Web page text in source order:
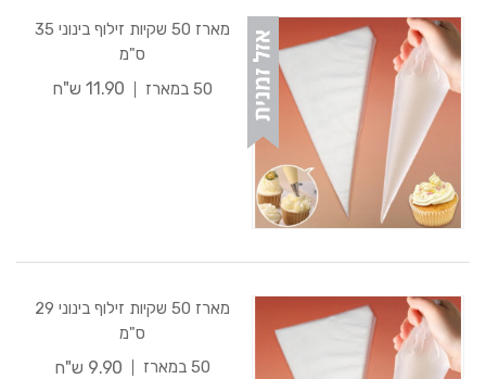
מארז 50 שקיות זילוף בינוני 35
ס"מ
50 במארז
11.90 ש"ח
מארז 50 שקיות זילוף בינוני 29
ס"מ
50 במארז
9.90 ש"ח